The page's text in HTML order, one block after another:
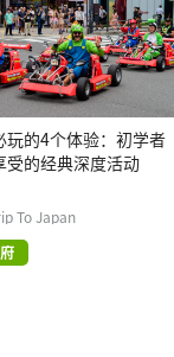
玩的4个体验：初学者
受的经典深度活动
To Japan